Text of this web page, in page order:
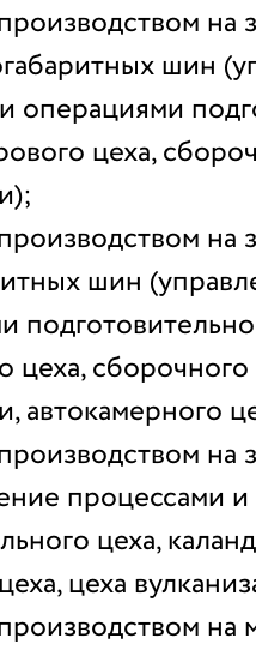
на
шин
операциями
цеха,
на
шин
цеха, сборочного
автокамерного
на
процессами
цеха,
цеха
на